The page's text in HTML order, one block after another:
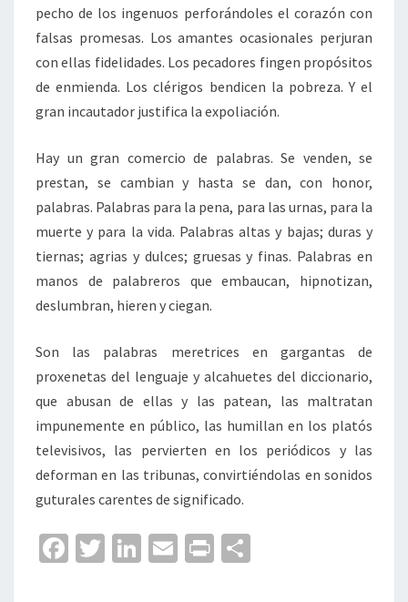
pecho de los ingenuos perforándoles el corazón con
falsas promesas. Los amantes ocasionales perjuran
con ellas fidelidades. Los pecadores fingen propósitos
de enmienda. Los clérigos bendicen la pobreza. Y el
gran incautador justifica la expoliación.
Hay un gran comercio de palabras. Se venden, se
prestan, se cambian y hasta se dan, con honor,
palabras. Palabras para la pena, para las urnas, para la
muerte y para la vida. Palabras altas y bajas; duras y
tiernas; agrias y dulces; gruesas y finas. Palabras en
manos de palabreros que embaucan, hipnotizan,
deslumbran, hieren y ciegan.
Son las palabras meretrices en gargantas de
proxenetas del lenguaje y alcahuetes del diccionario,
que abusan de ellas y las patean, las maltratan
impunemente en público, las humillan en los platós
televisivos, las pervierten en los periódicos y las
deforman en las tribunas, convirtiéndolas en sonidos
guturales carentes de significado.
Fa T
Li
E
Pr